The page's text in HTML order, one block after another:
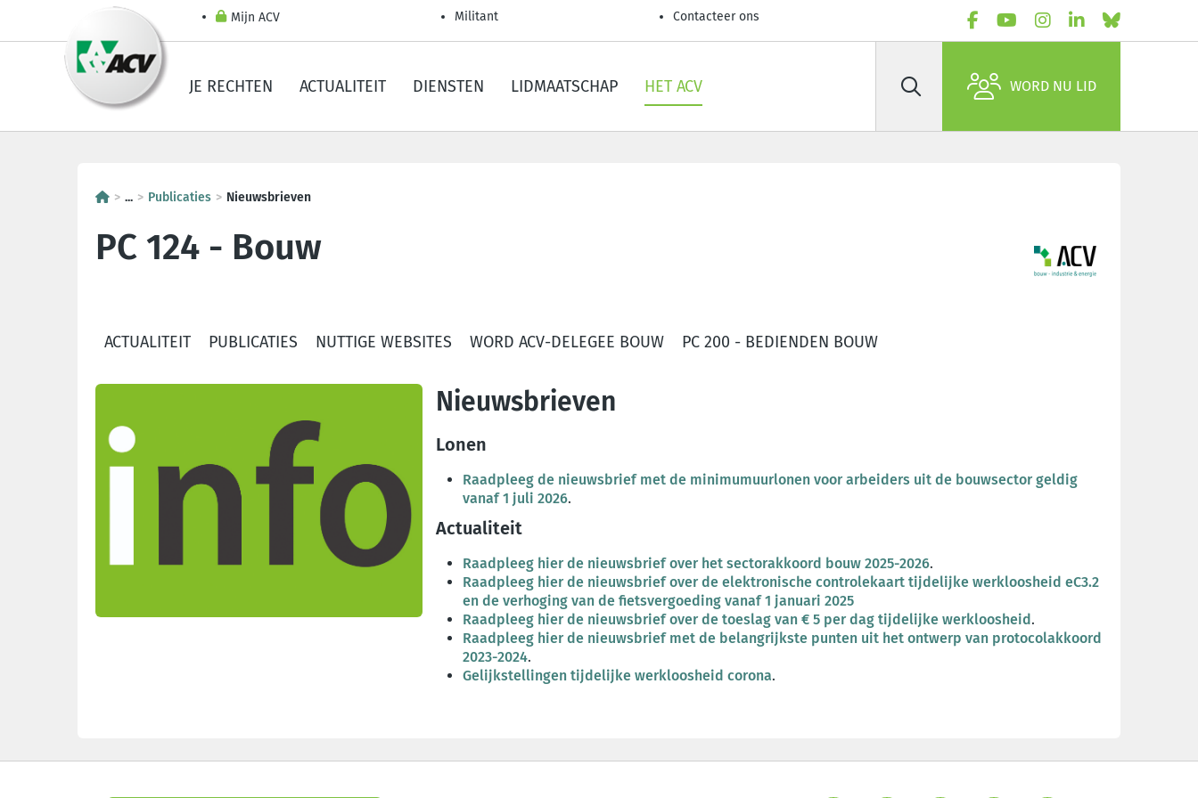
Mijn ACV Militant Contacteer ons
JE RECHTEN ACTUALITEIT DIENSTEN LIDMAATSCHAP HET ACV Zoek WORD NU LID
... Publicaties Nieuwsbrieven
PC 124 - Bouw
ACTUALITEIT PUBLICATIES NUTTIGE WEBSITES WORD ACV-DELEGEE BOUW PC 200 - BEDIENDEN BOUW
Nieuwsbrieven
Lonen
Raadpleeg de nieuwsbrief met de minimumuurlonen voor arbeiders uit de bouwsector geldig
vanaf 1 juli 2026.
Actualiteit
Raadpleeg hier de nieuwsbrief over het sectorakkoord bouw 2025-2026.
Raadpleeg hier de nieuwsbrief over de elektronische controlekaart tijdelijke werkloosheid eC3.2
en de verhoging van de fietsvergoeding vanaf 1 januari 2025
Raadpleeg hier de nieuwsbrief over de toeslag van € 5 per dag tijdelijke werkloosheid.
Raadpleeg hier de nieuwsbrief met de belangrijkste punten uit het ontwerp van protocolakkoord
2023-2024.
Gelijkstellingen tijdelijke werkloosheid corona.